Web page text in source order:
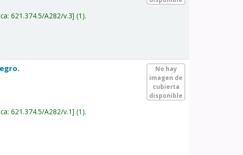
621.374.5/A282/v.3 (1).
No hay
imagen de
cubierta
disponible
621.374.5/A282/v.1 (1).